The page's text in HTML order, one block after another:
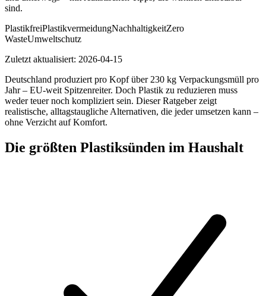
sind.
PlastikfreiPlastikvermeidungNachhaltigkeitZero
WasteUmweltschutz
Zuletzt aktualisiert: 2026-04-15
Deutschland produziert pro Kopf über 230 kg Verpackungsmüll pro
Jahr – EU-weit Spitzenreiter. Doch Plastik zu reduzieren muss
weder teuer noch kompliziert sein. Dieser Ratgeber zeigt
realistische, alltagstaugliche Alternativen, die jeder umsetzen kann –
ohne Verzicht auf Komfort.
Die größten Plastiksünden im Haushalt